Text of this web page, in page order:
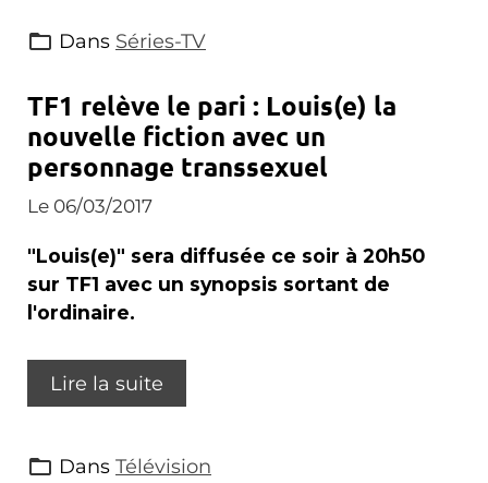
Dans Séries-TV
TF1 relève le pari : Louis(e) la
nouvelle fiction avec un
personnage transsexuel
Le 06/03/2017
"Louis(e)" sera diffusée ce soir à 20h50
sur TF1 avec un synopsis sortant de
l'ordinaire.
Lire la suite
Dans Télévision